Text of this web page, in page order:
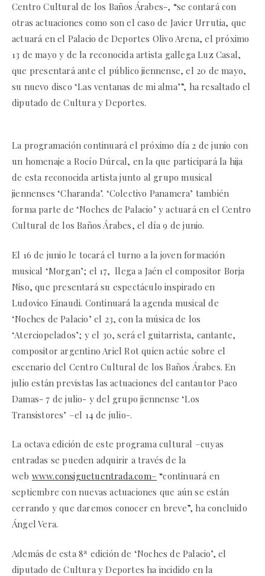
Centro Cultural de los Baños Árabes-, “se contará con
otras actuaciones como son el caso de Javier Urrutia, que
actuará en el Palacio de Deportes Olivo Arena, el próximo
13 de mayo y de la reconocida artista gallega Luz Casal,
que presentará ante el público jiennense, el 20 de mayo,
su nuevo disco ‘Las ventanas de mi alma’”, ha resaltado el
diputado de Cultura y Deportes.
La programación continuará el próximo día 2 de junio con
un homenaje a Rocío Dúrcal, en la que participará la hija
de esta reconocida artista junto al grupo musical
jiennenses ‘Charanda’. ‘Colectivo Panamera’ también
forma parte de ‘Noches de Palacio’ y actuará en el Centro
Cultural de los Baños Árabes, el día 9 de junio.
El 16 de junio le tocará el turno a la joven formación
musical ‘Morgan’; el 17, llega a Jaén el compositor Borja
Niso, que presentará su espectáculo inspirado en
Ludovico Einaudi. Continuará la agenda musical de
‘Noches de Palacio’ el 23, con la música de los
‘Aterciopelados’; y el 30, será el guitarrista, cantante,
compositor argentino Ariel Rot quien actúe sobre el
escenario del Centro Cultural de los Baños Árabes. En
julio están previstas las actuaciones del cantautor Paco
Damas- 7 de julio- y del grupo jiennense ‘Los
Transistores’ –el 14 de julio-.
La octava edición de este programa cultural –cuyas
entradas se pueden adquirir a través de la
web www.consiguetuentrada.com– “continuará en
septiembre con nuevas actuaciones que aún se están
cerrando y que daremos conocer en breve”, ha concluido
Ángel Vera.
Además de esta 8ª edición de ‘Noches de Palacio’, el
diputado de Cultura y Deportes ha incidido en la